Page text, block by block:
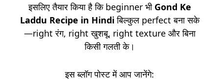
इसलिए तैयार किया है कि beginner भी Gond Ke
Laddu Recipe in Hindiबिल्कुल perfect बना सके
—right रंग, right खुशबू, right texture और बिना
किसी गलती के।
इस ब्लॉग पोस्ट में आप जानेंगे: